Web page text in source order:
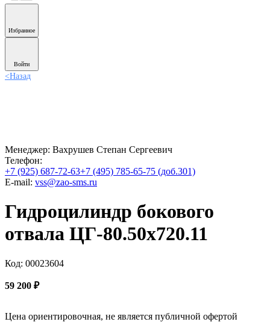
Избранное
Войти
<Назад
Менеджер: Вахрушев Степан Сергеевич
Телефон:
+7 (925) 687-72-63+7 (495) 785-65-75 (доб.301)
E-mail: vss@zao-sms.ru
Гидроцилиндр бокового
отвала ЦГ-80.50х720.11
Код: 00023604
59 200 ₽
Цена ориентировочная, не является публичной офертой